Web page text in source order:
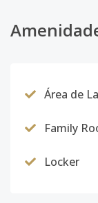
Área de
Family
Locker